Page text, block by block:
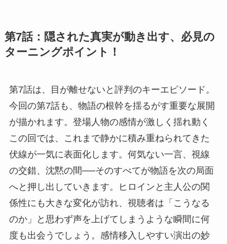
第7話：隠された真実が動き出す、必見の
ターニングポイント！
第7話は、目が離せないと評判のキーエピソード。
今回の第7話も、物語の根幹を揺るがす重要な展開
が描かれます。登場人物の感情が激しく揺れ動く
この回では、これまで静かに積み重ねられてきた
伏線が一気に表面化します。何気ない一言、視線
の交錯、沈黙の間──そのすべてが物語を次の局面
へと押し出していきます。ヒロインと主人公の関
係性にも大きな変化が訪れ、視聴者は「こうなる
のか」と思わず声を上げてしまうような瞬間に何
度も出会うでしょう。感情移入しやすい演出の妙